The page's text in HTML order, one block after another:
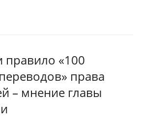
правило «100
права
– мнение главы